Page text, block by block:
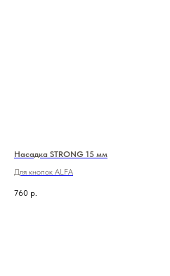
Насадка STRONG 15 мм
Для кнопок ALFA
760 р.